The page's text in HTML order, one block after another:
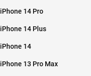
iPhone 14 Pro
iPhone 14 Plus
iPhone 14
iPhone 13 Pro Max